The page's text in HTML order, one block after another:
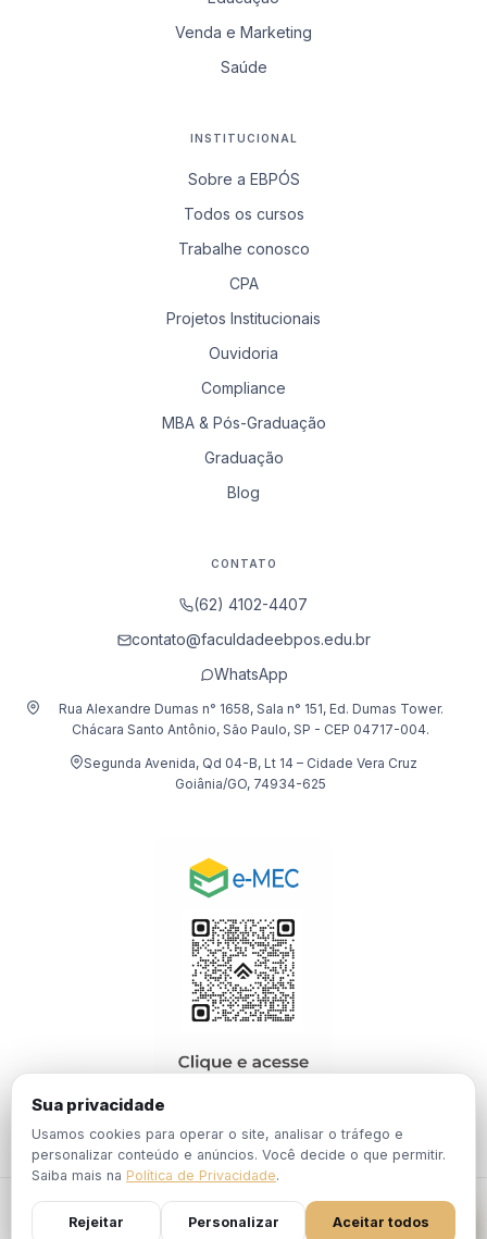
Venda e Marketing
Saúde
INSTITUCIONAL
Sobre a EBPÓS
Todos os cursos
Trabalhe conosco
CPA
Projetos Institucionais
Ouvidoria
Compliance
MBA & Pós-Graduação
Graduação
Blog
CONTATO
(62) 4102-4407
contato@faculdadeebpos.edu.br
WhatsApp
Rua Alexandre Dumas n° 1658, Sala n° 151, Ed. Dumas Tower.
Chácara Santo Antônio, São Paulo, SP - CEP 04717-004.
Segunda Avenida, Qd 04-B, Lt 14 – Cidade Vera Cruz
Goiânia/GO, 74934-625
© 2026 EBPÓS. Todos os direitos reservados.
Política de
Termos de
Portaria Nº 1.201, de 19 de Dezembro de
Sua privacidade
Usamos cookies para operar o site, analisar o tráfego e
personalizar conteúdo e anúncios. Você decide o que permitir.
Saiba mais na Política de Privacidade.
Rejeitar Personalizar Aceitar todos